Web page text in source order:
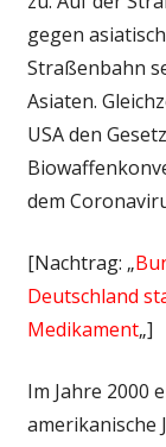
gegen
Straßenbahn
Asiaten.
USA den
dem
[Nachtrag: „
Deutschland
Medikament„]
Im Jahre 2000
amerikanische